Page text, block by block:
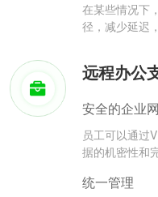
在某些情况下
径，减少延迟
远程办公
安全的企业
员工可以通过
据的机密性和
统一管理